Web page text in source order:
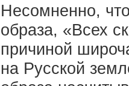
Несомненно,
образа, «Всех
причиной
на Русской